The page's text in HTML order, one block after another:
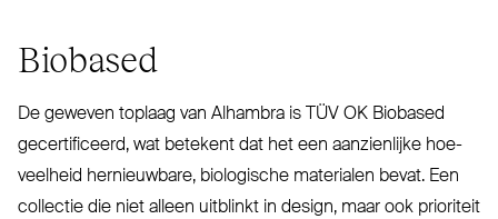
Biobased
De geweven toplaag van Alhambra is TÜV OK Biobased
gecer­ti­ficeerd, wat betekent dat het een aan­zienlijke hoe­
veelheid her­nieuwbare, bio­logische materialen bevat. Een
collectie die niet alleen uitblinkt in design, maar ook pri­oriteit